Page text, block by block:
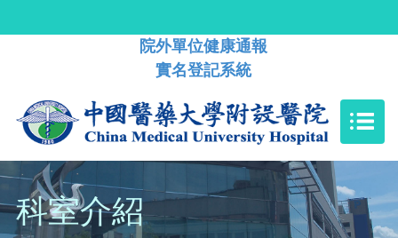
院外單位健康通報
實名登記系統
科室介紹